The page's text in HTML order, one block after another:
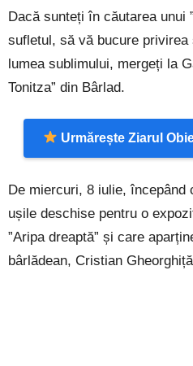
Dacă sunteți în căutarea unui
sufletul, să vă bucure
lumea sublimului, mergeți la
Tonitza” din Bârlad.
Urmărește Ziarul
De miercuri, 8 iulie, începând
ușile deschise pentru o
”Aripa dreaptă” și care
bârlădean, Cristian